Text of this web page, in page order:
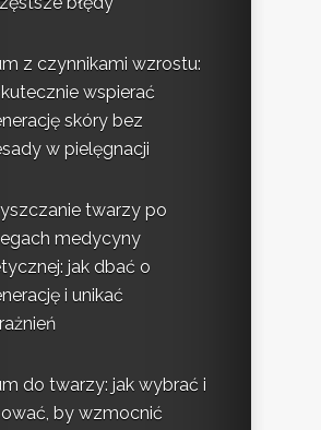
z czynnikami wzrostu:
wspierać
skóry bez
w pielęgnacji
twarzy po
medycyny
jak dbać o
i unikać
do twarzy: jak wybrać i
by wzmocnić